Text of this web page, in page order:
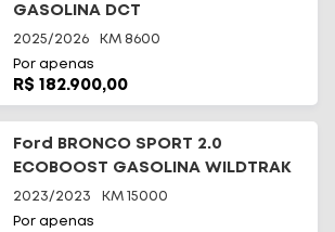
GASOLINA DCT
2025/2026 KM 8600
Por apenas
R$ 182.900,00
Ford BRONCO SPORT 2.0
ECOBOOST GASOLINA WILDTRAK
4X4 SE
2023/2023 KM 15000
Por apenas